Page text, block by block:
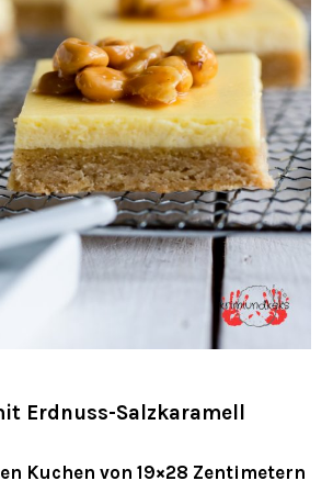
Erdnuss-Salzkaramell
Kuchen von 19×28 Zentimetern